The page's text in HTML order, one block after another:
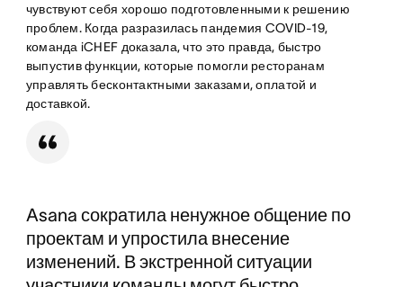
чувствуют себя хорошо подготовленными к решению
проблем. Когда разразилась пандемия COVID-19,
команда iCHEF доказала, что это правда, быстро
выпустив функции, которые помогли ресторанам
управлять бесконтактными заказами, оплатой и
доставкой.
Asana сократила ненужное общение по
проектам и упростила внесение
изменений. В экстренной ситуации